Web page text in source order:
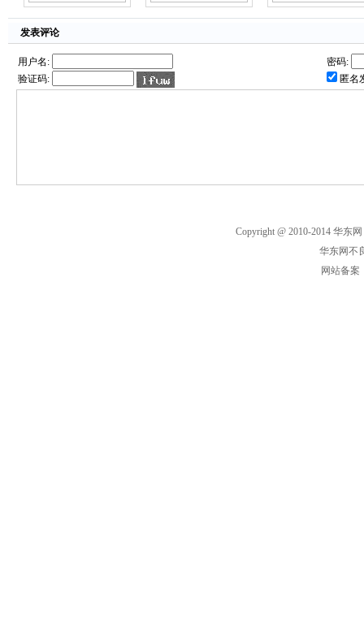
发表评论
用户名:
密码:
验证码:
匿名
Copyright @ 2010-2014 华东
华东网不
网站备案